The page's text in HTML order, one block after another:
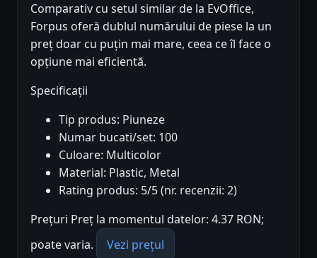
Comparativ cu setul similar de la EvOffice,
Forpus oferă dublul numărului de piese la un
preț doar cu puțin mai mare, ceea ce îl face o
opțiune mai eficientă.
Specificații
Tip produs: Piuneze
Numar bucati/set: 100
Culoare: Multicolor
Material: Plastic, Metal
Rating produs: 5/5 (nr. recenzii: 2)
Prețuri Preț la momentul datelor: 4.37 RON;
poate varia.
Vezi prețul